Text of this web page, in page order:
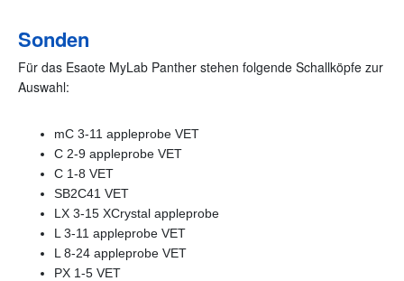
Sonden
Für das Esaote MyLab Panther stehen folgende Schallköpfe zur
Auswahl:
mC 3-11 appleprobe VET
C 2-9 appleprobe VET
C 1-8 VET
SB2C41 VET
LX 3-15 XCrystal appleprobe
L 3-11 appleprobe VET
L 8-24 appleprobe VET
PX 1-5 VET